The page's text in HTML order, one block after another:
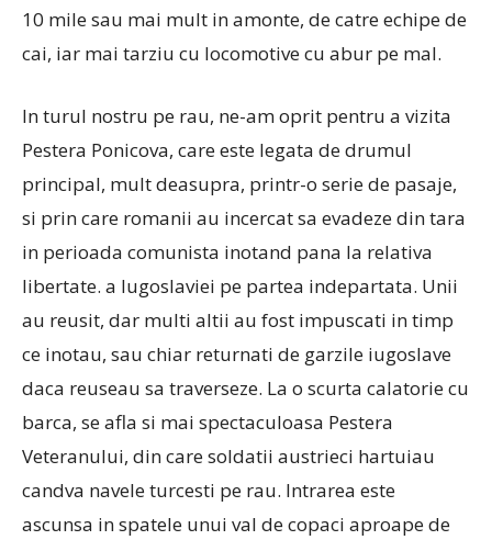
10 mile sau mai mult in amonte, de catre echipe de
cai, iar mai tarziu cu locomotive cu abur pe mal.
In turul nostru pe rau, ne-am oprit pentru a vizita
Pestera Ponicova, care este legata de drumul
principal, mult deasupra, printr-o serie de pasaje,
si prin care romanii au incercat sa evadeze din tara
in perioada comunista inotand pana la relativa
libertate. a Iugoslaviei pe partea indepartata. Unii
au reusit, dar multi altii au fost impuscati in timp
ce inotau, sau chiar returnati de garzile iugoslave
daca reuseau sa traverseze. La o scurta calatorie cu
barca, se afla si mai spectaculoasa Pestera
Veteranului, din care soldatii austrieci hartuiau
candva navele turcesti pe rau. Intrarea este
ascunsa in spatele unui val de copaci aproape de